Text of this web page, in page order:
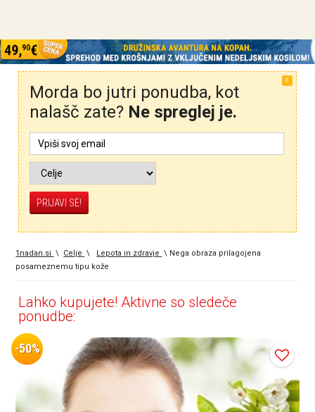
X
Morda bo jutri ponudba, kot
nalašč zate? Ne spreglej je.
1nadan.si \ Celje \ Lepota in zdravje \ Nega obraza prilagojena
posameznemu tipu kože
Lahko kupujete! Aktivne so sledeče
ponudbe:
-50%